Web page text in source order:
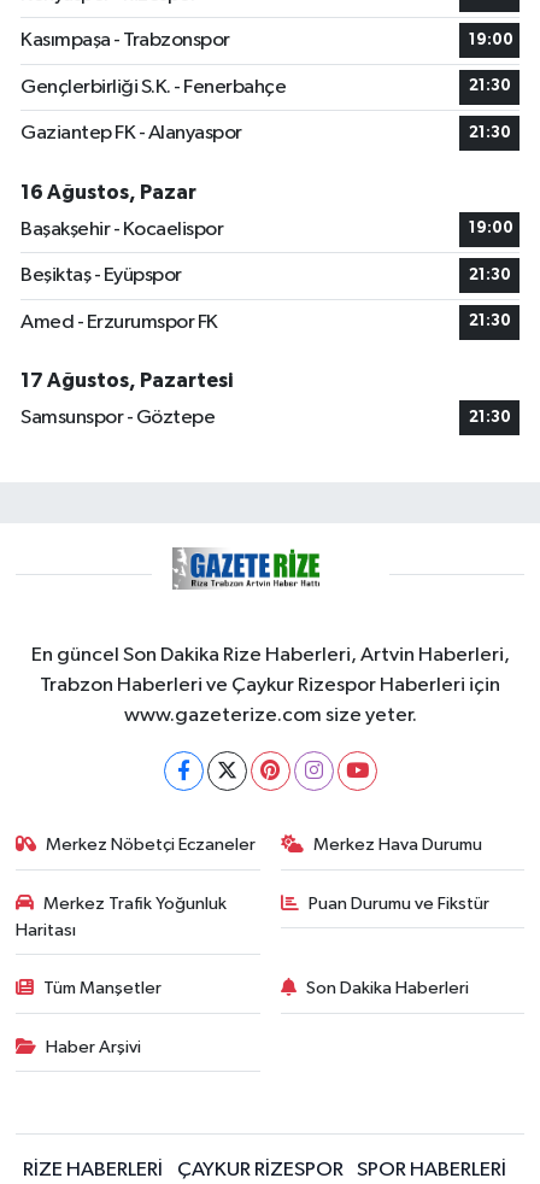
Kasımpaşa - Trabzonspor 19:00
Gençlerbirliği S.K. - Fenerbahçe 21:30
Gaziantep FK - Alanyaspor 21:30
16 Ağustos, Pazar
Başakşehir - Kocaelispor
19:00
Beşiktaş - Eyüpspor 21:30
Amed - Erzurumspor FK 21:30
17 Ağustos, Pazartesi
Samsunspor - Göztepe
21:30
En güncel Son Dakika Rize Haberleri, Artvin Haberleri,
Trabzon Haberleri ve Çaykur Rizespor Haberleri için
www.gazeterize.com size yeter.
Merkez Nöbetçi Eczaneler Merkez Hava Durumu
Merkez Trafik Yoğunluk
Haritası
Puan Durumu ve Fikstür
Tüm Manşetler Son Dakika Haberleri
Haber Arşivi
RİZE HABERLERİ ÇAYKUR RİZESPOR SPOR HABERLERİ